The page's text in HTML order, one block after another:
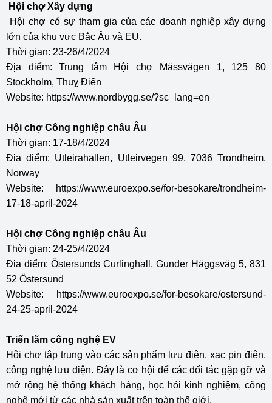
Hội chợ Xây dựng
Hội chợ có sự tham gia của các doanh nghiệp xây dựng
lớn của khu vực Bắc Âu và EU.
Thời gian: 23-26/4/2024
Địa điểm: Trung tâm Hội chợ Mässvägen 1, 125 80
Stockholm, Thuỵ Điển
Website: https://www.nordbygg.se/?sc_lang=en
Hội chợ Công nghiệp châu Âu
Thời gian: 17-18/4/2024
Địa điểm: Utleirahallen, Utleirvegen 99, 7036 Trondheim,
Norway
Website:
https://www.euroexpo.se/for-besokare/trondheim-
17-18-april-2024
Hội chợ Công nghiệp châu Âu
Thời gian: 24-25/4/2024
Địa điểm: Östersunds Curlinghall, Gunder Häggsväg 5, 831
52 Östersund
Website:
https://www.euroexpo.se/for-besokare/ostersund-
24-25-april-2024
Triển lãm công nghệ EV
Hội chợ tập trung vào các sản phẩm lưu điện, xạc pin điện,
công nghệ lưu điện. Đây là cơ hội để các đối tác gặp gỡ và
mở rộng hệ thống khách hàng, học hỏi kinh nghiệm, công
nghệ mới từ các nhà sản xuất trên toàn thế giới.